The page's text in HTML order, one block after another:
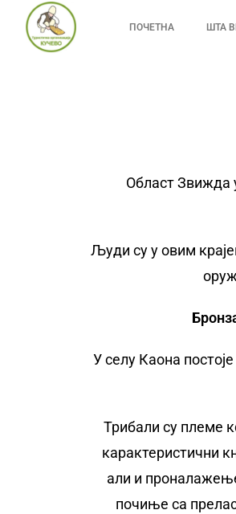
ПОЧЕТНА ШТА
Област Звижда
Људи су у овим
У селу Каона
Трибали су племе
карактеристични
али и
почиње са